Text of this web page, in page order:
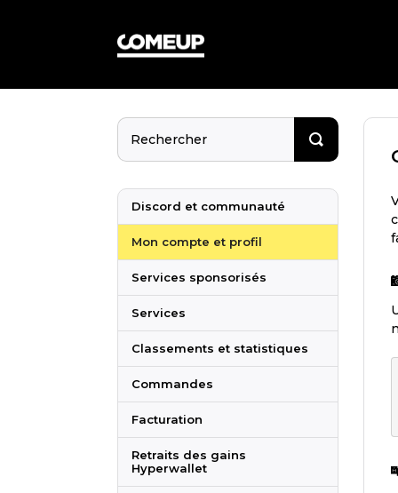
Discord et communauté
Mon compte et profil
Services sponsorisés
Services
Classements et statistiques
Commandes
Facturation
Retraits des gains
Hyperwallet